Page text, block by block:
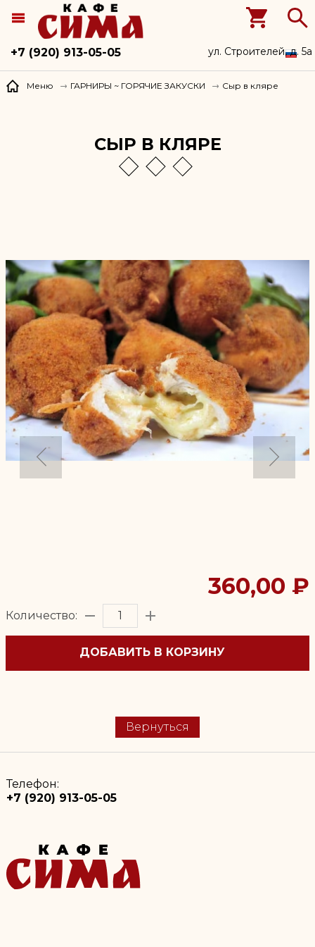
ул. Строителей, д. 5а
+7 (920) 913-05-05
Меню ГАРНИРЫ ~ ГОРЯЧИЕ ЗАКУСКИ Сыр в кляре
СЫР В КЛЯРЕ
360,00 ₽
Количество:
ДОБАВИТЬ В КОРЗИНУ
Вернуться
Телефон:
+7 (920) 913-05-05